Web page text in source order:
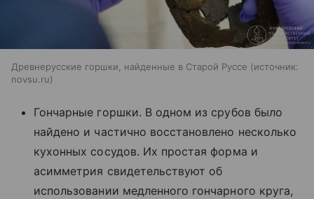
Древнерусские горшки, найденные в Старой Руссе
источник:
novsu.ru
Гончарные горшки. В одном из срубов было
найдено и частично восстановлено несколько
кухонных сосудов. Их простая форма и
асимметрия свидетельствуют об
использовании медленного гончарного круга,